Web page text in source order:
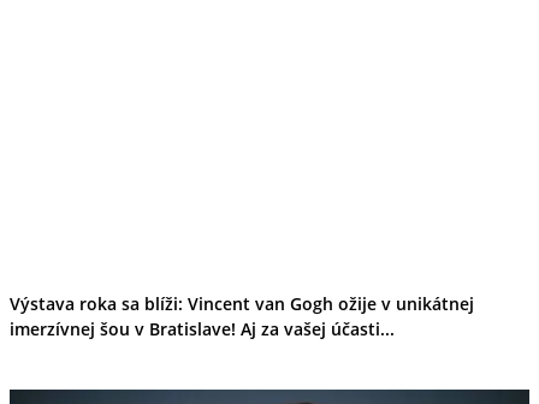
Výstava roka sa blíži: Vincent van Gogh ožije v unikátnej
imerzívnej šou v Bratislave! Aj za vašej účasti...